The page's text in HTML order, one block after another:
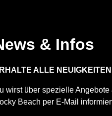
& Infos
ALLE
wirst über spezielle
Beach per E-Mail